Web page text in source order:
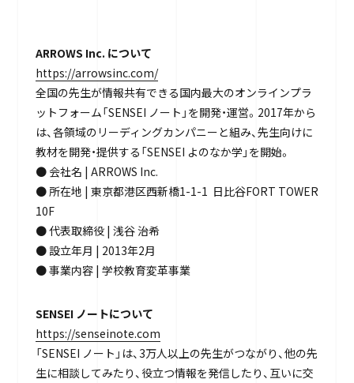
ARROWS Inc. について
https://arrowsinc.com/
全国の先生が情報共有できる国内最大のオンラインプラ
ットフォーム「SENSEI ノート」を開発・運営。2017年から
は、各領域のリーディングカンパニーと組み、先生向けに
教材を開発・提供する「SENSEI よのなか学」を開始。
● 会社名 | ARROWS Inc.
● 所在地 | 東京都港区西新橋1-1-1 日比谷FORT TOWER
10F
● 代表取締役 | 浅谷 治希
● 設立年月 | 2013年2月
● 事業内容 | 学校教育変革事業
SENSEI ノートについて
https://senseinote.com
「SENSEI ノート」は、3万人以上の先生がつながり、他の先
生に相談してみたり、役立つ情報を発信したり、互いに交